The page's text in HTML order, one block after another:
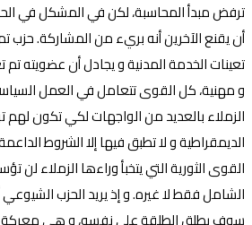
ترفض مبدأ المحاسبة، لكن في المشكل في
أن يقنع الآخرين أنه بريء من المشاركة. حزب
تعينات الخدمة المدنية و يجادل أن عضويته
و مهنية، كل القوى تتعامل في العمل السياسي
الزملاء بالعديد من الواجهات لكي تكون لهم
الديمقراطية و لا تطبق فيها إلا الشروط
القوى الثورية التي يتخبأ وراءها الزملاء لن
الشامل فقط لا غيره. و إذ يريد الحزب الشيوعي